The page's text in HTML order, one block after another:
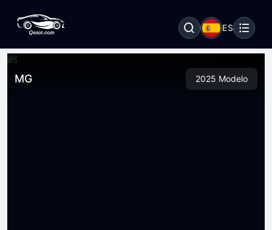
ES
MG 2025 Modelo